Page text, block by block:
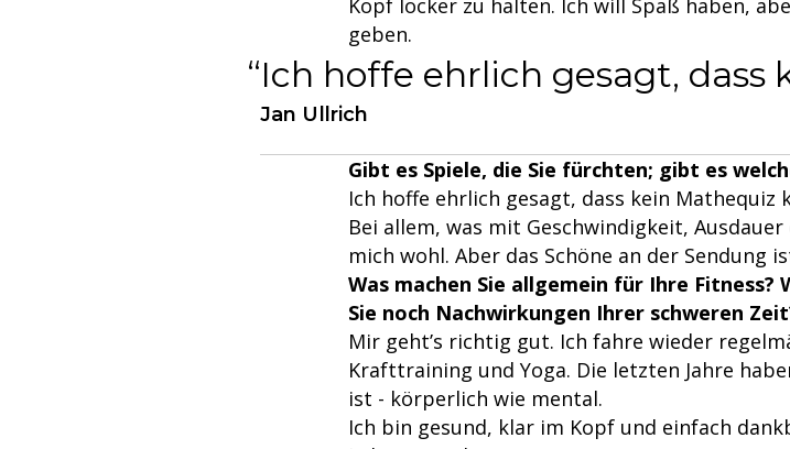
Kopf locker zu halten. Ich will Spaß haben,
geben.
Ich hoffe ehrlich gesagt,
Jan Ullrich
Gibt es Spiele, die Sie fürchten; gibt es
Ich hoffe ehrlich gesagt, dass kein Mathequiz
Bei allem, was mit Geschwindigkeit,
mich wohl. Aber das Schöne an der Sendung
Was machen Sie allgemein für Ihre Fitness?
Sie noch Nachwirkungen Ihrer schweren
Mir geht’s richtig gut. Ich fahre wieder
Krafttraining und Yoga. Die letzten Jahre
ist - körperlich wie mental.
Ich bin gesund, klar im Kopf und einfach